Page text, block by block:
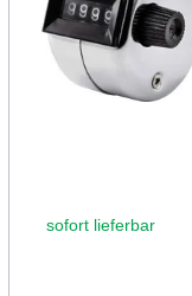
sofort lieferbar